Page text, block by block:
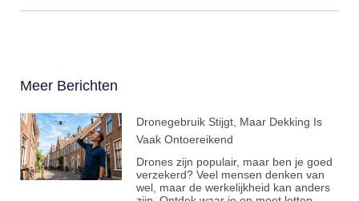
Meer Berichten
Dronegebruik Stijgt, Maar Dekking Is
Vaak Ontoereikend
Drones zijn populair, maar ben je goed
verzekerd? Veel mensen denken van
wel, maar de werkelijkheid kan anders